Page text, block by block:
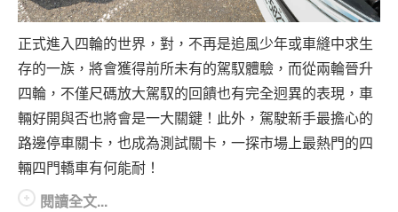
正式進入四輪的世界，對，不再是追風少年或車縫中求生
存的一族，將會獲得前所未有的駕馭體驗，而從兩輪晉升
四輪，不僅尺碼放大駕馭的回饋也有完全迥異的表現，車
輛好開與否也將會是一大關鍵！此外，駕駛新手最擔心的
路邊停車關卡，也成為測試關卡，一探市場上最熱門的四
輛四門轎車有何能耐！
閱讀全文...